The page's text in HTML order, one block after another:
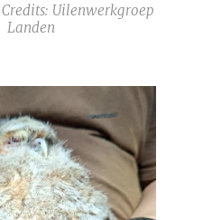
Uilenwerkgroep
Landen